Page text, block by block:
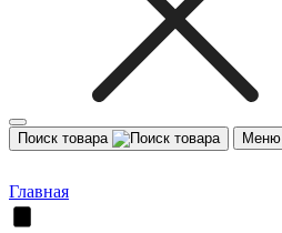
Поиск товара Меню
Главная